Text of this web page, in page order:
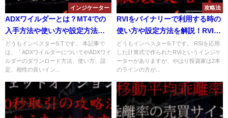
インジケーター
ADXワイルダーとは？MT4での
入手方法や使い方や設定方法を
解説！相性のいいインジケータ
ーは？
どうもインベスターS.Tです。 本記事で
は、「ADXワイルダーについてやADXワイ
ルダーのダウンロード方法、使い方、設
定、相性の良いイン...
攻略法
RVIをバイナリーで利用する時の
使い方や設定方法を解説！RVIイ
ンジケーターの攻略法はあるの
か？
どうもインベスターS.Tです。 RSIを応用
した計算式で作られたRVIというインジケ
ーターがありますが、やはり投資家は2本
のラインの方が...